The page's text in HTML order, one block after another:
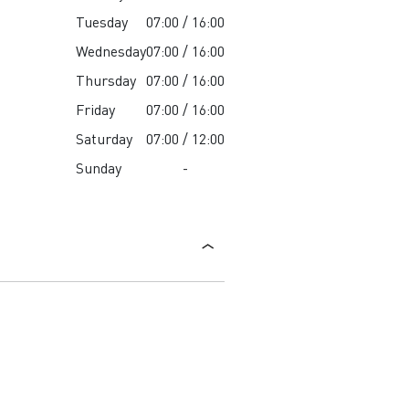
Tuesday
07:00 / 16:00
Wednesday07:00 / 16:00
Thursday 07:00 / 16:00
Friday
07:00 / 16:00
Saturday
07:00 / 12:00
Sunday
-